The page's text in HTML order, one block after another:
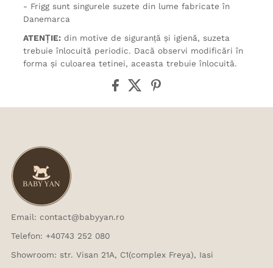
- Frigg sunt singurele suzete din lume fabricate în
Danemarca
ATENȚIE: din motive de siguranță și igienă, suzeta
trebuie înlocuită periodic. Dacă observi modificări în
forma și culoarea tetinei, aceasta trebuie înlocuită.
Email: contact@babyyan.ro
Telefon: +40743 252 080
Showroom: str. Visan 21A, C1(complex Freya), Iasi